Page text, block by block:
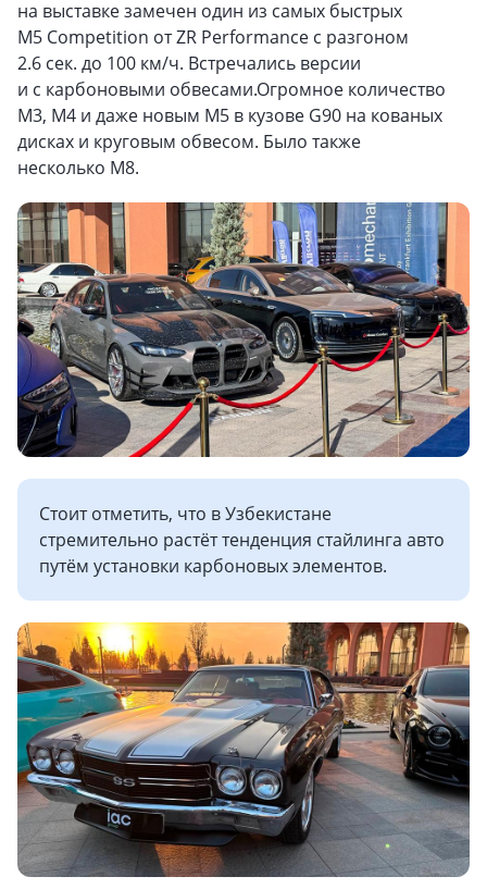
на выставке замечен один из самых быстрых
M5 Competition от ZR Performance c разгоном
2.6 сек. до 100 км/ч. Встречались версии
и с карбоновыми обвесами.Огромное количество
M3, M4 и даже новым M5 в кузове G90 на кованых
дисках и круговым обвесом. Было также
несколько M8.
Стоит отметить, что в Узбекистане
стремительно растёт тенденция стайлинга авто
путём установки карбоновых элементов.